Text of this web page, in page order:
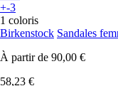
+-3
1 coloris
Birkenstock Sandales
À partir de 90,00 €
58,23 €